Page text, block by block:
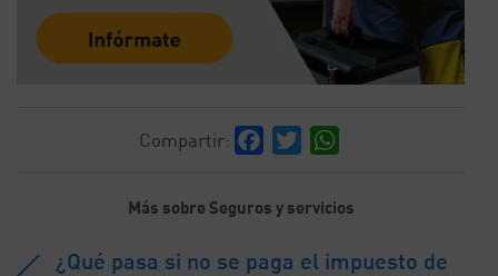
Compartir: Facebook
Twitter
Más sobre Seguros y servicios
¿Qué pasa si no se paga el impuesto de